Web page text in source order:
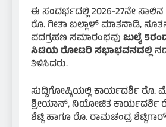
ಈ ಸಂದರ್ಭದಲ್ಲಿ 2026-27ನೇ
ರೊ. ಗೀತಾ ಬಲ್ಲಾಳ್ ಮಾತನಾಡಿ,
ಪದಗ್ರಹಣ ಸಮಾರಂಭವುಜುಲೈ
ಸಿಟಿಯ ರೋಟರಿ ಸಭಾಭವನದಲ್ಲಿ
ತಿಳಿಸಿದರು.
ಸುದ್ದಿಗೋಷ್ಠಿಯಲ್ಲಿ ಕಾರ್ಯದರ್ಶಿ
ಶ್ರೀಯಾನ್, ನಿಯೋಜಿತ ಕಾರ್ಯದರ್ಶಿ
ಶೆಟ್ಟಿ ಹಾಗೂ ರೊ. ರಾಮಚಂದ್ರ